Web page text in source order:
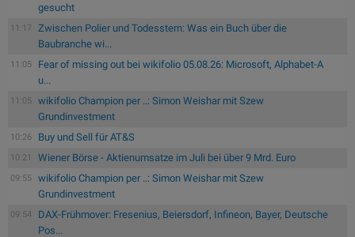
gesucht
11:17
Zwischen Polier und Todesstern: Was ein Buch über die
Baubranche wi...
11:05
Fear of missing out bei wikifolio 05.08.26: Microsoft, Alphabet-A
u...
11:05
wikifolio Champion per ..: Simon Weishar mit Szew
Grundinvestment
10:26 Buy und Sell für AT&S
10:21 Wiener Börse - Aktienumsatze im Juli bei über 9 Mrd. Euro
09:55
wikifolio Champion per ..: Simon Weishar mit Szew
Grundinvestment
09:54
DAX-Frühmover: Fresenius, Beiersdorf, Infineon, Bayer, Deutsche
Pos...